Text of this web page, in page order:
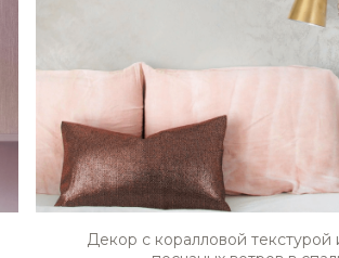
Декор с коралловой